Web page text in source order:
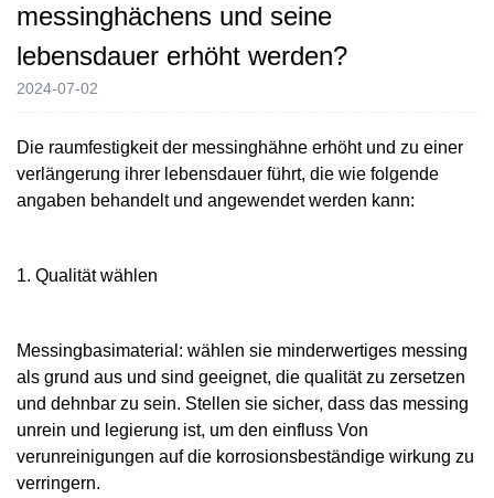
messinghächens und seine
lebensdauer erhöht werden?
2024-07-02
Die raumfestigkeit der messinghähne erhöht und zu einer
verlängerung ihrer lebensdauer führt, die wie folgende
angaben behandelt und angewendet werden kann:
1. Qualität wählen
Messingbasimaterial: wählen sie minderwertiges messing
als grund aus und sind geeignet, die qualität zu zersetzen
und dehnbar zu sein. Stellen sie sicher, dass das messing
unrein und legierung ist, um den einfluss Von
verunreinigungen auf die korrosionsbeständige wirkung zu
verringern.